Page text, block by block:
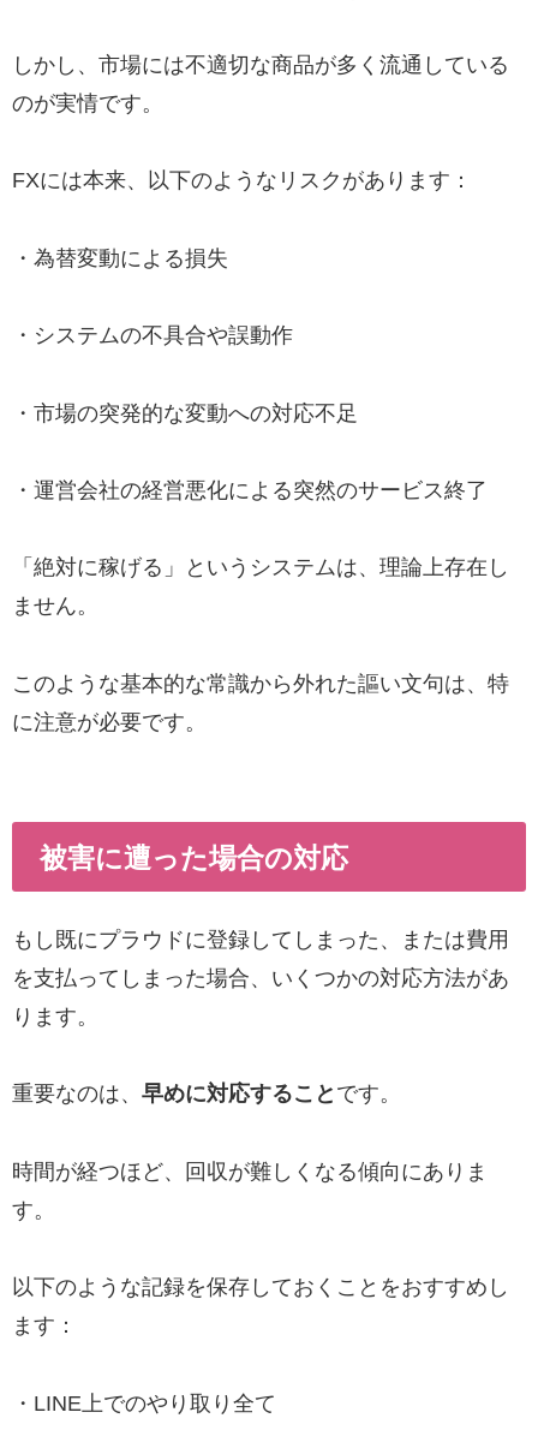
しかし、市場には不適切な商品が多く流通している
のが実情です。
FXには本来、以下のようなリスクがあります：
・為替変動による損失
・システムの不具合や誤動作
・市場の突発的な変動への対応不足
・運営会社の経営悪化による突然のサービス終了
「絶対に稼げる」というシステムは、理論上存在し
ません。
このような基本的な常識から外れた謳い文句は、特
に注意が必要です。
被害に遭った場合の対応
もし既にプラウドに登録してしまった、または費用
を支払ってしまった場合、いくつかの対応方法があ
ります。
重要なのは、 早めに対応すること です。
時間が経つほど、回収が難しくなる傾向にありま
す。
以下のような記録を保存しておくことをおすすめし
ます：
・LINE上でのやり取り全て